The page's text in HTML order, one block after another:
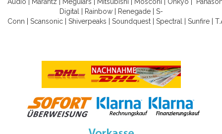
Digital
Rainbow| Renegade| S-
Conn
Scansonic Shiverpeaks Soundquest Spectral Sunfire